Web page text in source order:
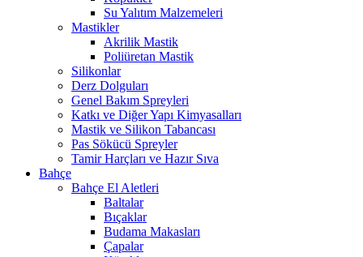
Su Yalıtım Malzemeleri
Mastikler
Akrilik Mastik
Poliüretan Mastik
Silikonlar
Derz Dolguları
Genel Bakım Spreyleri
Katkı ve Diğer Yapı Kimyasalları
Mastik ve Silikon Tabancası
Pas Sökücü Spreyler
Tamir Harçları ve Hazır Sıva
Bahçe
Bahçe El Aletleri
Baltalar
Bıçaklar
Budama Makasları
Çapalar